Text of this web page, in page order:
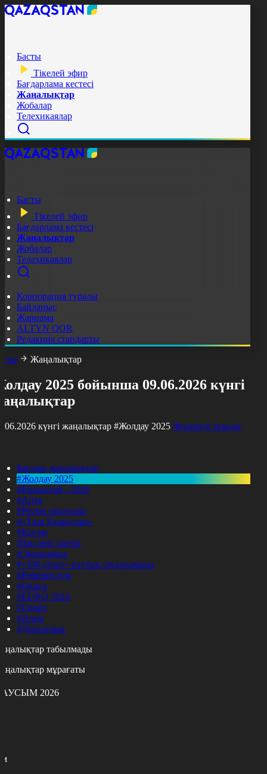
Басты
Тікелей эфир
Бағдарлама кестесі
Жаңалықтар
Жобалар
Телехикаялар
Басты
Тікелей эфир
Бағдарлама кестесі
Жаңалықтар
Жобалар
Телехикаялар
Корпорация туралы
Байланыс
Жарнама
ALTYN QOR
Редакция стандарты
Жаңалықтар
2025 бойынша 09.06.2026 күнгі
күнгі жаңалықтар #Жолдау 2025 Фильтрді тазалау
Барлық жаңалықтар
#Жолдау 2025
#Құрылтай - 2026
#Апта
#Ресми оқиғалар
#«Таза Қазақстан»
#Қоғам
#Заң мен тәртіп
#Экономика
#«100 кітап» ұлттық сауалнамасы
#Референдум
#Оқиға
#EURO 2024
#Спорт
#Әлем
#Денсаулық
табылмады
мұрағаты
2026